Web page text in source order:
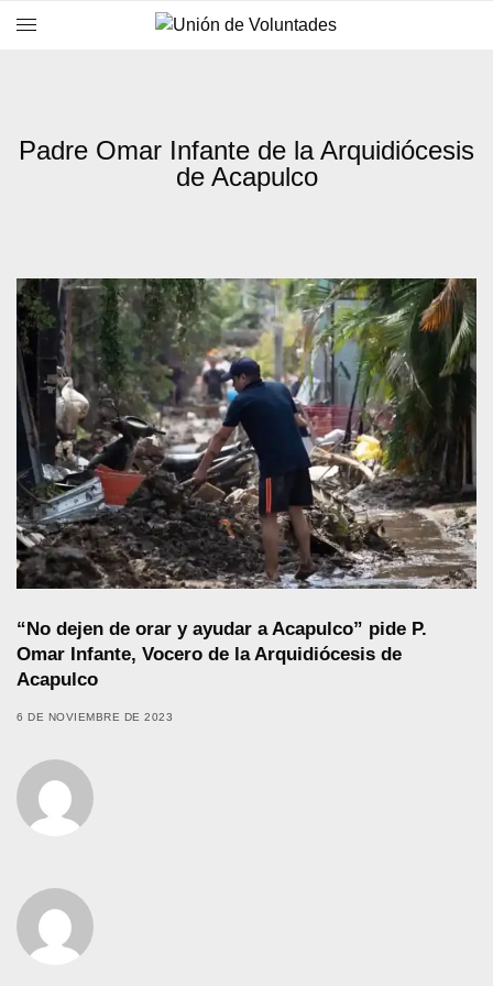
Padre Omar Infante de la Arquidiócesis
de Acapulco
“No dejen de orar y ayudar a Acapulco” pide P.
Omar Infante, Vocero de la Arquidiócesis de
Acapulco
6 DE NOVIEMBRE DE 2023